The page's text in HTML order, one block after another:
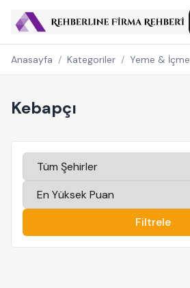
Anasayfa / Kategoriler / Yeme & İçme
Kebapçı
Filtrele